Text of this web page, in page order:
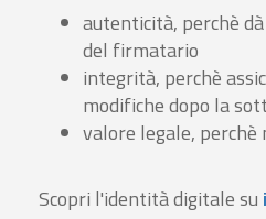
autenticità, perchè
del firmatario
integrità, perchè
modifiche dopo la
valore legale, perchè
Scopri l'identità digitale su